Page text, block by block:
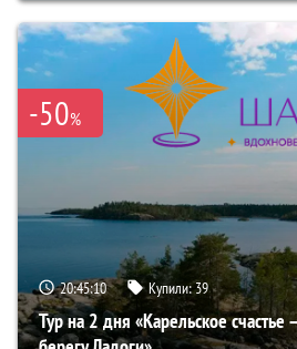
-50%
20:45:08 Купили:39
Тур на 2 дня «Карельское